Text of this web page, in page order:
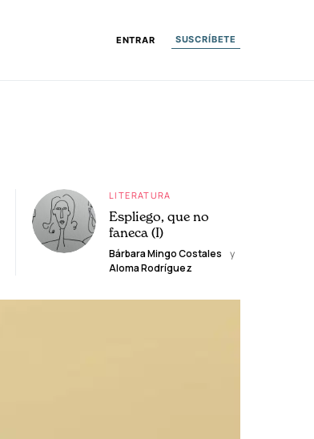
ENTRAR SUSCRÍBETE
LITERATURA
Espliego, que no
faneca (I)
Bárbara Mingo Costales
y
Aloma Rodríguez